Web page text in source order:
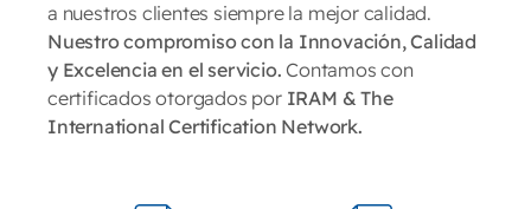
a nuestros clientes siempre la mejor calidad.
Nuestro compromiso con la Innovación, Calidad
y Excelencia en el servicio.Contamos con
certificados otorgados por IRAM & The
International Certification Network.